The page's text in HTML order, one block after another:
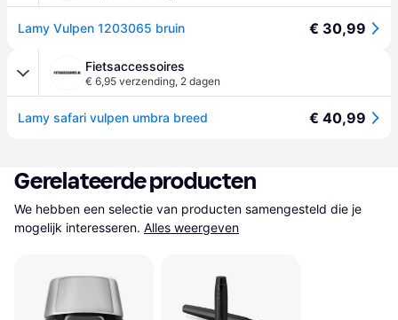
Lamy Vulpen 1203065 bruin € 30,99
Fietsaccessoires
€ 6,95 verzending, 2 dagen
Lamy safari vulpen umbra breed € 40,99
Gerelateerde producten
We hebben een selectie van producten samengesteld die je
mogelijk interesseren. Alles weergeven